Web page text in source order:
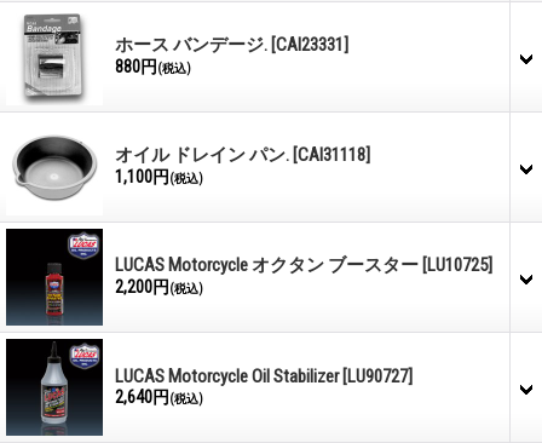
ホース バンデージ. [CAI23331]
880円 (税込)
オイル ドレイン パン. [CAI31118]
1,100円 (税込)
LUCAS Motorcycle オクタン ブースター [LU10725]
2,200円 (税込)
LUCAS Motorcycle Oil Stabilizer [LU90727]
2,640円 (税込)